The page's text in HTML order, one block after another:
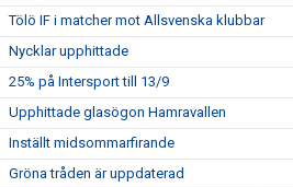
Tölö IF i matcher mot Allsvenska klubbar
Nycklar upphittade
25% på Intersport till 13/9
Upphittade glasögon Hamravallen
Inställt midsommarfirande
Gröna tråden är uppdaterad